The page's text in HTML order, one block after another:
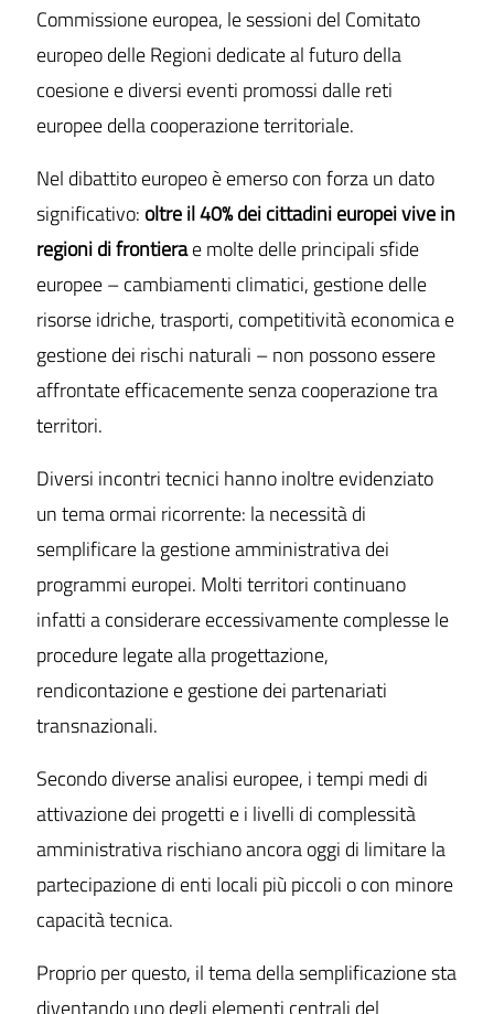
Commissione europea, le sessioni del Comitato
europeo delle Regioni dedicate al futuro della
coesione e diversi eventi promossi dalle reti
europee della cooperazione territoriale.
Nel dibattito europeo è emerso con forza un dato
significativo: oltre il 40% dei cittadini europei vive in
regioni di frontierae molte delle principali sfide
europee – cambiamenti climatici, gestione delle
risorse idriche, trasporti, competitività economica e
gestione dei rischi naturali – non possono essere
affrontate efficacemente senza cooperazione tra
territori.
Diversi incontri tecnici hanno inoltre evidenziato
un tema ormai ricorrente: la necessità di
semplificare la gestione amministrativa dei
programmi europei. Molti territori continuano
infatti a considerare eccessivamente complesse le
procedure legate alla progettazione,
rendicontazione e gestione dei partenariati
transnazionali.
Secondo diverse analisi europee, i tempi medi di
attivazione dei progetti e i livelli di complessità
amministrativa rischiano ancora oggi di limitare la
partecipazione di enti locali più piccoli o con minore
capacità tecnica.
Proprio per questo, il tema della semplificazione sta
diventando uno degli elementi centrali del